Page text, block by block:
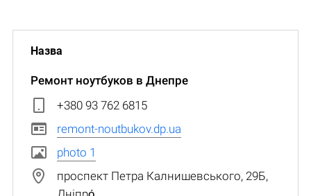
Ремонт ноутбуков в Днепре
+380 93 762 6815
remont-noutbukov.dp.ua
photo 1
проспект Петра Калнишевського, 29Б,